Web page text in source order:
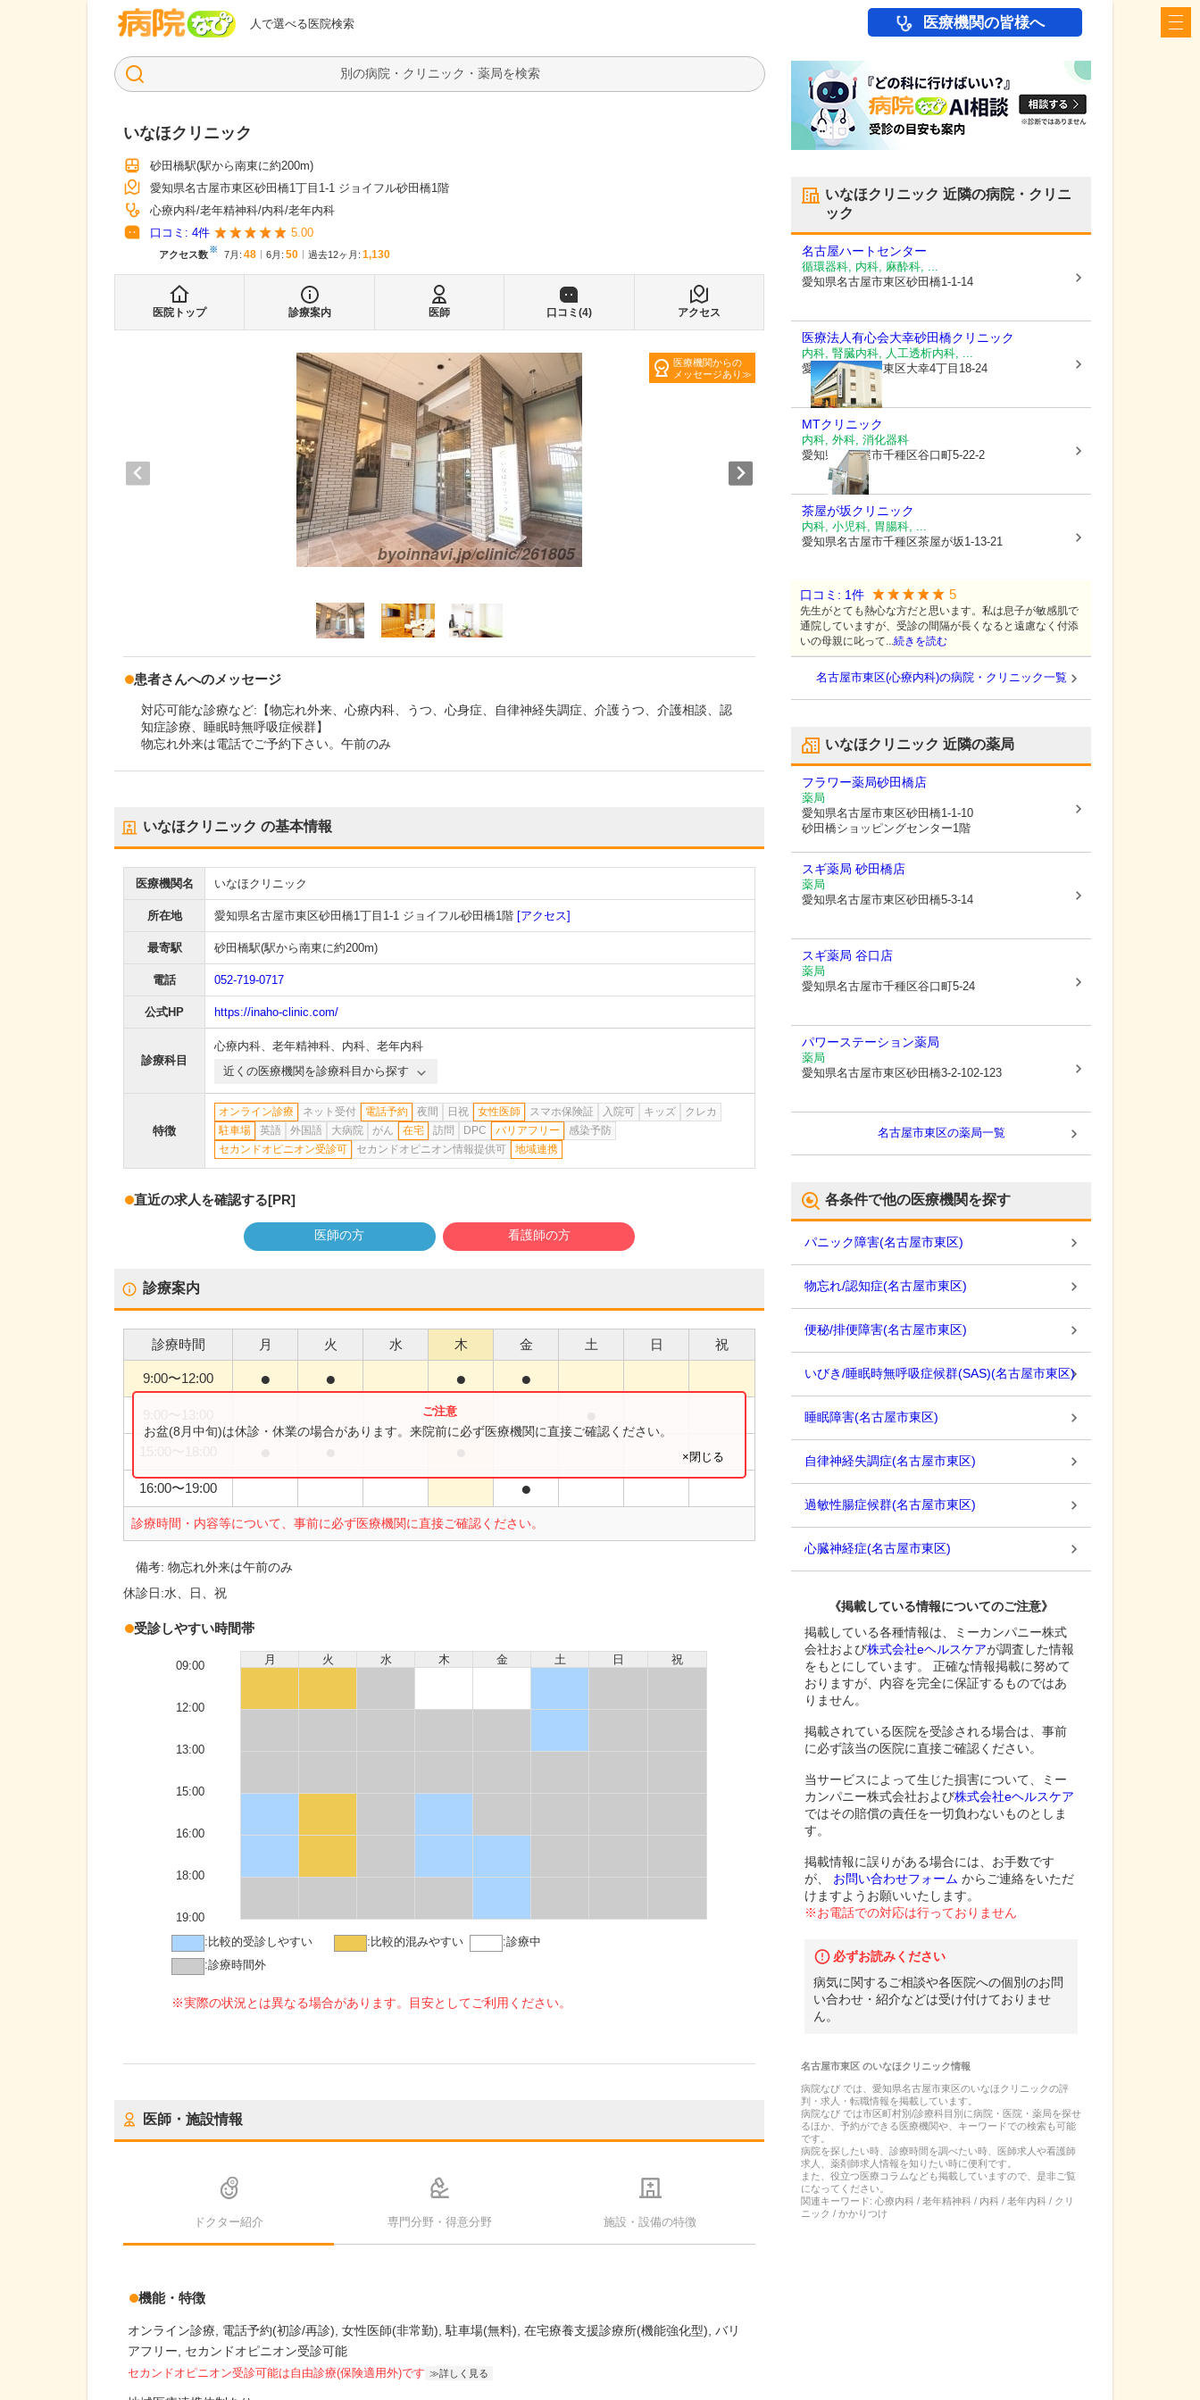
人で選べる医院検索
病院なび 医療機関の皆様へ
検索
いなほクリニック
砂田橋駅(駅から南東に約200m)
愛知県名古屋市東区砂田橋1丁目1-1 ジョイフル砂田橋1階
心療内科 老年精神科 内科 老年内科
口コミ: 4件 5.00
アクセス数※ 7月 : 48 6月 : 50 過去12ヶ月: 1,130
医院トップ 診療案内 医師 口コミ(4) アクセス
医療機関からの
メッセージあり
患者さんへのメッセージ
対応可能な診療など:【物忘れ外来、心療内科、うつ、心身症、自律神経失調症、介護うつ、介護相談、認
知症診療、睡眠時無呼吸症候群】
物忘れ外来は電話でご予約下さい。午前のみ
いなほクリニック の基本情報
医療機関名 いなほクリニック
所在地 愛知県名古屋市東区砂田橋1丁目1-1 ジョイフル砂田橋1階 [アクセス]
最寄駅 砂田橋駅(駅から南東に約200m)
電話 052-719-0717
公式HP https://inaho-clinic.com/
診療科目
心療内科、 老年精神科、 内科、 老年内科
近くの医療機関を診療科目から探す
特徴
オンライン診療 ネット受付 電話予約 夜間 日祝 女性医師 スマホ保険証 入院可 キッズ
クレカ
駐車場
英語 外国語 大病院 がん 在宅 訪問 DPC バリアフリー
感染予防
セカンドオピニオン受診可
セカンドオピニオン情報提供可 地域連携
直近の求人を確認する[PR]
医師の方 看護師の方
診療案内
診療時間 月 火 水 木 金 土 日 祝
9:00〜12:00 ● ● ● ●
16:00〜19:00 ●
診療時間・内容等について、事前に必ず医療機関に直接ご確認ください。
お盆(8月中旬)は休診・休業の場合があります。来院前に必ず医療機関に直接ご確認ください。
×閉じる
備考:物忘れ外来は午前のみ
休診日:水、日、祝
受診しやすい時間帯
月 火 水 木 金 土 日 祝
09:00
12:00
13:00
15:00
16:00
18:00
19:00
: 比較的受診しやすい : 比較的混みやすい :診療中
:診療時間外
※実際の状況とは異なる場合があります。目安としてご利用ください。
医師・施設情報
ドクター紹介 専門分野・得意分野 施設・設備の特徴
機能・特徴
オンライン診療 電話予約(初診/再診) 女性医師(非常勤) 駐車場(無料) 在宅療養支援診療所(機能強化型) バリ
アフリー
セカンドオピニオン受診可能
セカンドオピニオン受診可能は自由診療(保険適用外)です 詳しく見る
いなほクリニック 近隣の病院・クリニ
ック
名古屋ハートセンター
循環器科, 内科, 麻酔科, ...
愛知県名古屋市東区砂田橋1-1-14
医療法人有心会大幸砂田橋クリニック
内科, 腎臓内科, 人工透析内科, ...
愛知県名古屋市東区大幸4丁目18-24
MTクリニック
内科, 外科, 消化器科
愛知県名古屋市千種区谷口町5-22-2
茶屋が坂クリニック
内科, 小児科, 胃腸科, ...
愛知県名古屋市千種区茶屋が坂1-13-21
口コミ: 1件 5
先生がとても熱心な方だと思います。私は息子が敏感肌で
通院していますが、受診の間隔が長くなると遠慮なく付添
いの母親に叱って...続きを読む
名古屋市東区(心療内科)の病院・クリニック一覧
いなほクリニック 近隣の薬局
フラワー薬局砂田橋店
薬局
愛知県名古屋市東区砂田橋1-1-10
砂田橋ショッピングセンター1階
スギ薬局 砂田橋店
薬局
愛知県名古屋市東区砂田橋5-3-14
スギ薬局 谷口店
薬局
愛知県名古屋市千種区谷口町5-24
パワーステーション薬局
薬局
愛知県名古屋市東区砂田橋3-2-102-123
名古屋市東区の薬局一覧
各条件で他の医療機関を探す
パニック障害(名古屋市東区)
物忘れ/認知症(名古屋市東区)
便秘/排便障害(名古屋市東区)
いびき/睡眠時無呼吸症候群(SAS)(名古屋市東区)
睡眠障害(名古屋市東区)
自律神経失調症(名古屋市東区)
過敏性腸症候群(名古屋市東区)
心臓神経症(名古屋市東区)
《掲載している情報についてのご注意》
掲載している各種情報は、ミーカンパニー株式
会社および株式会社eヘルスケアが調査した情報
をもとにしています。 正確な情報掲載に努めて
おりますが、内容を完全に保証するものではあ
りません。
掲載されている医院を受診される場合は、事前
に必ず該当の医院に直接ご確認ください。
当サービスによって生じた損害について、ミー
カンパニー株式会社および株式会社eヘルスケア
ではその賠償の責任を一切負わないものとしま
す。
掲載情報に誤りがある場合には、お手数です
が、
お問い合わせフォーム からご連絡をいただ
けますようお願いいたします。
※お電話での対応は行っておりません
必ずお読みください
病気に関するご相談や各医院への個別のお問
い合わせ・紹介などは受け付けておりませ
ん。
名古屋市東区のいなほクリニック情報
病院なび では、 愛知県名古屋市東区のいなほクリニックの評
判・求人・転職情報を掲載しています。
病院なび では市区町村別/診療科目別に病院・医院・薬局を探せ
るほか、予約ができる医療機関や、キーワードでの検索も可能
です。
病院を探したい時、診療時間を調べたい時、医師求人や看護師
求人、薬剤師求人情報を知りたい時に便利です。
また、役立つ医療コラムなども掲載していますので、是非ご覧
になってください。
関連キーワード: 心療内科 / 老年精神科 / 内科 / 老年内科 / クリ
ニック / かかりつけ